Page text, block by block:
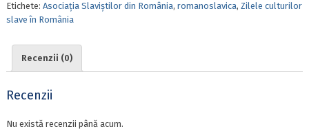
Etichete: Asociația Slaviștilor din România, romanoslavica, Zilele culturilor
slave în România
Recenzii (0)
Recenzii
Nu există recenzii până acum.